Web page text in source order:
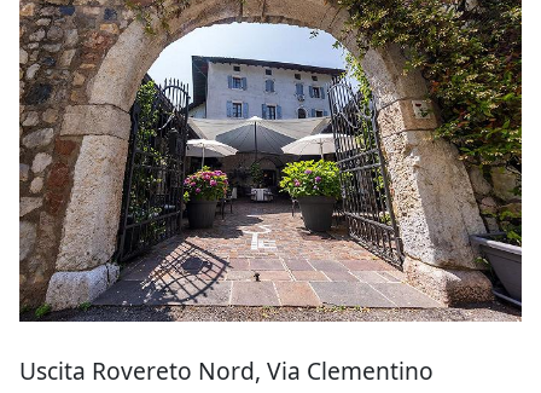
Uscita Rovereto Nord, Via Clementino